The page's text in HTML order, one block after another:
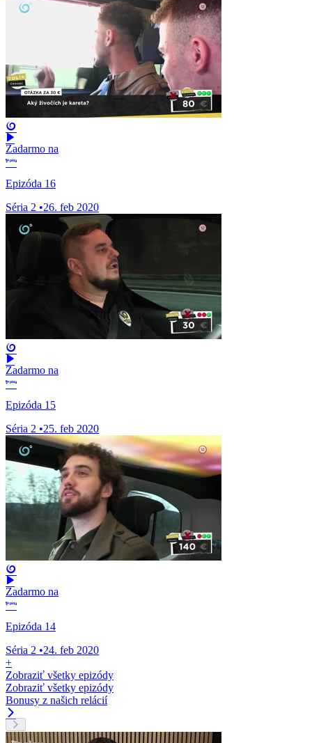
Zadarmo na
Epizóda 16
Séria 2 •26. feb 2020
Zadarmo na
Epizóda 15
Séria 2 •25. feb 2020
Zadarmo na
Epizóda 14
Séria 2 •24. feb 2020
+
Zobraziť všetky epizódy
Zobraziť všetky epizódy
Bonusy z našich relácií